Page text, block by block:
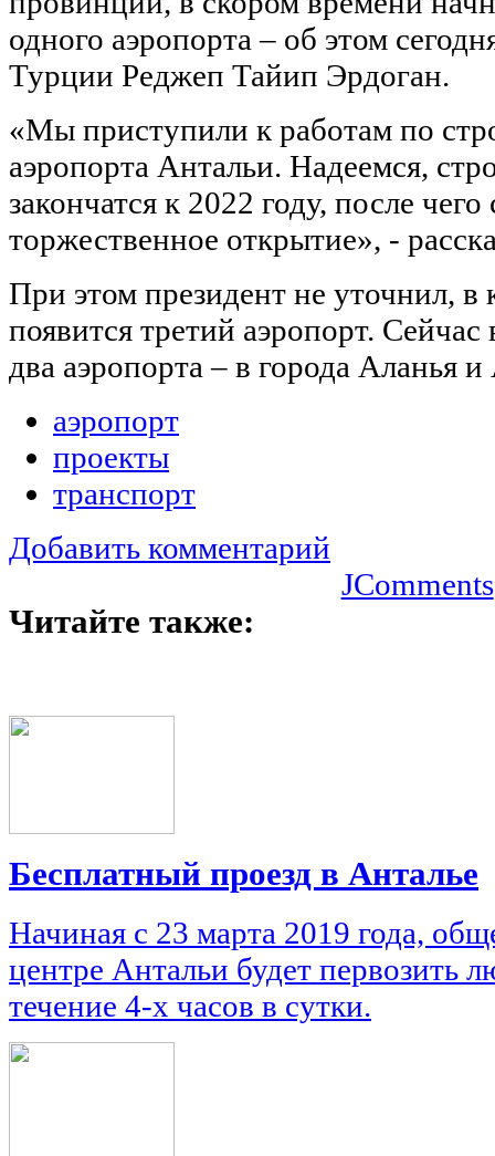
одного аэропорта – об этом
Турции Реджеп Тайип Эрдоган.
«Мы приступили к работам по
аэропорта Антальи. Надеемся,
закончатся к 2022 году, после чего
торжественное открытие», -
При этом президент не уточнил, в
появится третий аэропорт.
два аэропорта – в города Аланья и
аэропорт
проекты
транспорт
Добавить комментарий
JComments
Читайте также:
Бесплатный проезд в Анталье
Начиная с 23 марта 2019 года,
центре Антальи будет первозить
течение 4-х часов в сутки.